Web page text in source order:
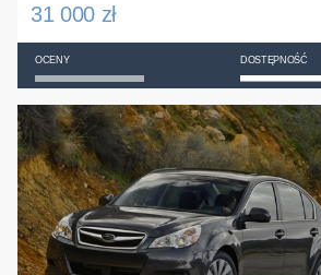
31 000 zł
OCENY DOSTĘPNOŚĆ